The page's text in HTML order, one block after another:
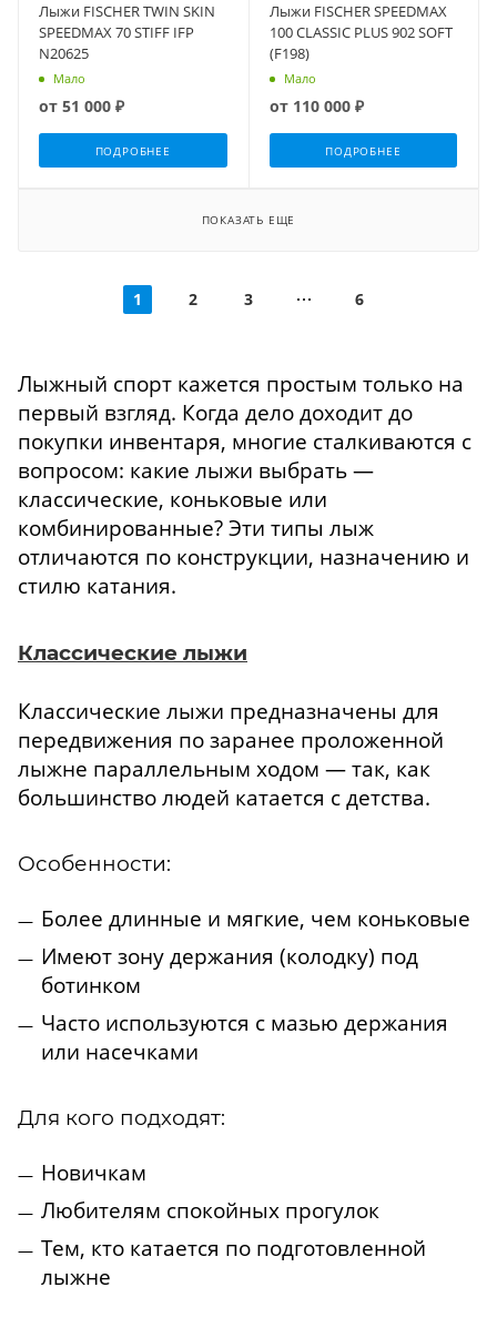
Лыжи FISCHER TWIN SKIN
SPEEDMAX 70 STIFF IFP
N20625
Мало
от 51 000 ₽
ПОДРОБНЕЕ
Лыжи FISCHER SPEEDMAX
100 CLASSIC PLUS 902 SOFT
(F198)
Мало
от 110 000 ₽
ПОДРОБНЕЕ
ПОКАЗАТЬ ЕЩЕ
1 2 3 6
Лыжный спорт кажется простым только на
первый взгляд. Когда дело доходит до
покупки инвентаря, многие сталкиваются с
вопросом: какие лыжи выбрать —
классические, коньковые или
комбинированные? Эти типы лыж
отличаются по конструкции, назначению и
стилю катания.
Классические лыжи
Классические лыжи предназначены для
передвижения по заранее проложенной
лыжне параллельным ходом — так, как
большинство людей катается с детства.
Особенности:
Более длинные и мягкие, чем коньковые
Имеют зону держания (колодку) под
ботинком
Часто используются с мазью держания
или насечками
Для кого подходят:
Новичкам
Любителям спокойных прогулок
Тем, кто катается по подготовленной
лыжне